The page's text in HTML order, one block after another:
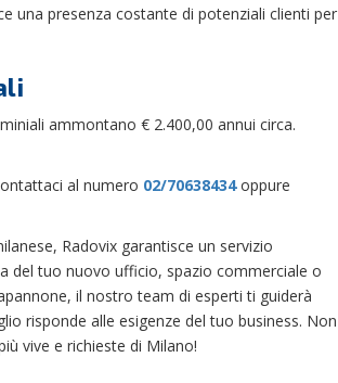
una presenza costante di potenziali clienti per
ammontano € 2.400,00 annui circa.
al numero 02/70638434oppure
Radovix garantisce un servizio
del tuo nuovo ufficio, spazio commerciale o
il nostro team di esperti ti guiderà
risponde alle esigenze del tuo business. Non
vive e richieste di Milano!